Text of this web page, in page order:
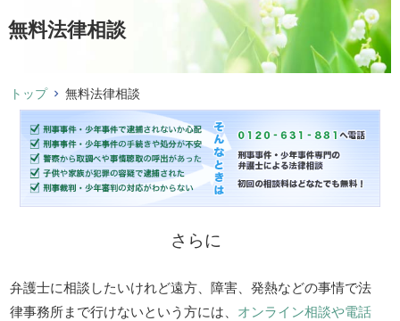
無料法律相談
トップ 無料法律相談
さらに
弁護士に相談したいけれど遠方、障害、発熱などの事情で法
律事務所まで行けないという方には、 オンライン相談や電話